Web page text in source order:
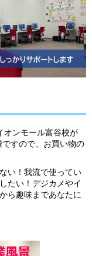
オンモール富谷校が
すので、お買い物の
い！我流で使ってい
たい！デジカメやイ
ら趣味まであなたに